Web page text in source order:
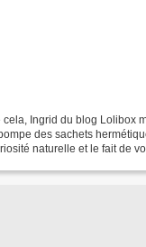
Ingrid du blog Lolibox
des sachets
naturelle et le fait de